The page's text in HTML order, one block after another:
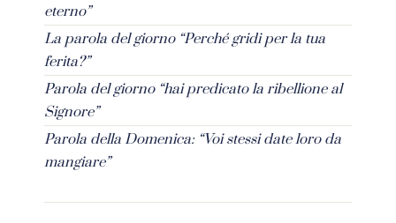
eterno”
La parola del giorno “Perché gridi per la tua
ferita?”
Parola del giorno “hai predicato la ribellione al
Signore”
Parola della Domenica: “Voi stessi date loro da
mangiare”